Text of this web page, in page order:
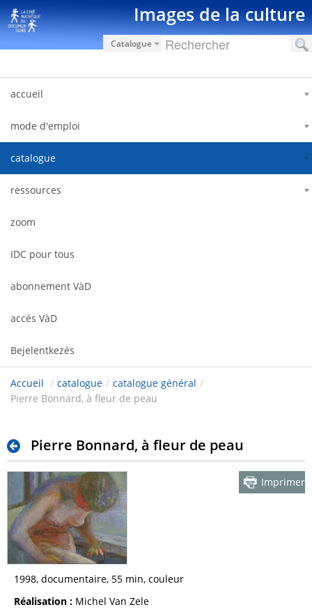
Ugrás a tartalomhoz Images de la culture
Catalogue
accueil
mode d'emploi
catalogue
ressources
zoom
IDC pour tous
abonnement VàD
accès VàD
Bejelentkezés
Accueil / catalogue / catalogue général /
Pierre Bonnard, à fleur de peau
Pierre Bonnard, à fleur de peau
Imprimer
1998, documentaire, 55 min, couleur
Réalisation : Michel Van Zele